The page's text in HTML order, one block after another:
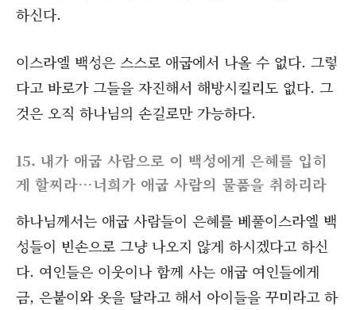
하신다.
이스라엘 백성은 스스로 애굽에서 나올 수 없다. 그렇
다고 바로가 그들을 자진해서 해방시킬리도 없다. 그
것은 오직 하나님의 손길로만 가능하다.
15. 내가 애굽 사람으로 이 백성에게 은혜를 입히
게 할찌라…너희가 애굽 사람의 물품을 취하리라
하나님께서는 애굽 사람들이 은혜를 베풀이스라엘 백
성들이 빈손으로 그냥 나오지 않게 하시겠다고 하신
다. 여인들은 이웃이나 함께 사는 애굽 여인들에게
금, 은붙이와 옷을 달라고 해서 아이들을 꾸미라고 하